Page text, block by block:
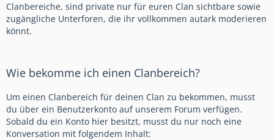
Clanbereiche, sind private nur für euren Clan sichtbare sowie
zugängliche Unterforen, die ihr vollkommen autark moderieren
könnt.
Wie bekomme ich einen Clanbereich?
Um einen Clanbereich für deinen Clan zu bekommen, musst
du über ein Benutzerkonto auf unserem Forum verfügen.
Sobald du ein Konto hier besitzt, musst du nur noch eine
Konversation mit folgendem Inhalt: